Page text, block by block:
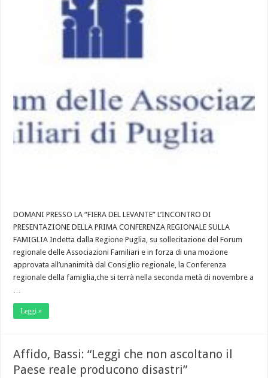
DOMANI PRESSO LA “FIERA DEL LEVANTE” L’INCONTRO DI
PRESENTAZIONE DELLA PRIMA CONFERENZA REGIONALE SULLA
FAMIGLIA Indetta dalla Regione Puglia, su sollecitazione del Forum
regionale delle Associazioni Familiari e in forza di una mozione
approvata all’unanimità dal Consiglio regionale, la Conferenza
regionale della famiglia,che si terrà nella seconda metà di novembre a
…
Leggi »
Affido, Bassi: “Leggi che non ascoltano il
Paese reale producono disastri”